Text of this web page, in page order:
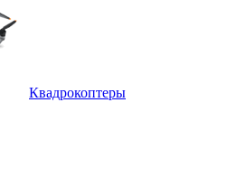
Квадрокоптеры